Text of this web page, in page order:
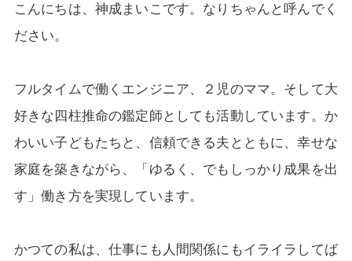
こんにちは、神成まいこです。なりちゃんと呼んでく
ださい。
フルタイムで働くエンジニア、２児のママ。そして大
好きな四柱推命の鑑定師としても活動しています。か
わいい子どもたちと、信頼できる夫とともに、幸せな
家庭を築きながら、「ゆるく、でもしっかり成果を出
す」働き方を実現しています。
かつての私は、仕事にも人間関係にもイライラしてば